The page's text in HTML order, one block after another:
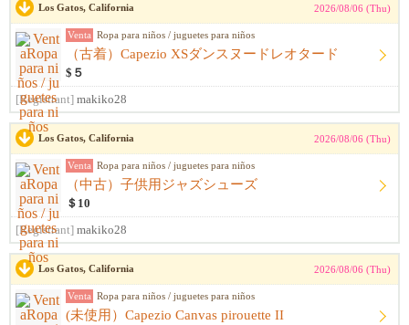
Los Gatos, California 2026/08/06 (Thu)
Venta Ropa para niños / juguetes para niños
（古着）Capezio XSダンスヌードレオタード
$５
[Registrant] makiko28
Los Gatos, California 2026/08/06 (Thu)
Venta Ropa para niños / juguetes para niños
（中古）子供用ジャズシューズ
＄10
[Registrant] makiko28
Los Gatos, California 2026/08/06 (Thu)
Venta Ropa para niños / juguetes para niños
(未使用）Capezio Canvas pirouette II